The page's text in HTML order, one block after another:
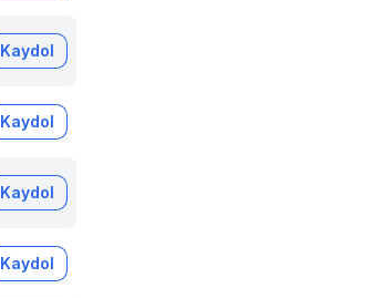
Kaydol
Kaydol
Kaydol
Kaydol